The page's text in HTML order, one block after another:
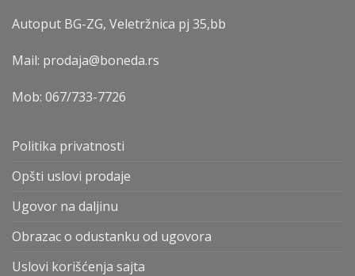
Autoput BG-ZG, Veletržnica pj 35,bb
Mail: prodaja@boneda.rs
Mob: 067/733-7726
Politika privatnosti
Opšti uslovi prodaje
Ugovor na daljinu
Obrazac o odustanku od ugovora
Uslovi korišćenja sajta